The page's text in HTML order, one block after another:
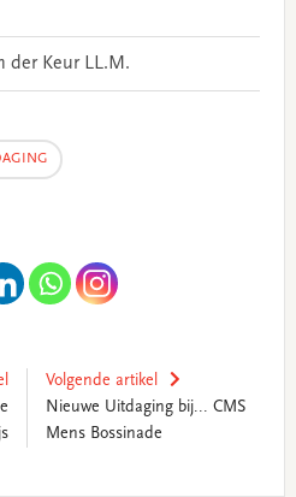
der Keur LL.M.
Volgende artikel
Nieuwe Uitdaging bij... CMS
Mens Bossinade